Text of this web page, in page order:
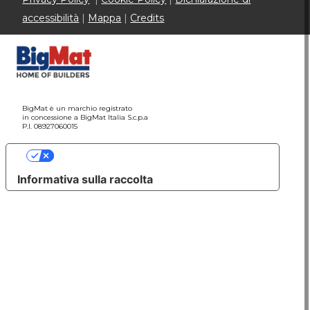
accessibilità
Mappa Credits
BigMat è un marchio registrato
in concessione a BigMat Italia S.c.p.a
P.I. 08927060015
Informativa sulla raccolta
Le tue preferenze relative alla privacy